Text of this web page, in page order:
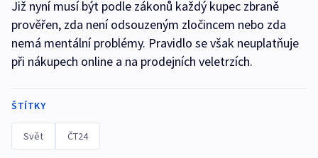
Již nyní musí být podle zákonů každý kupec zbraně
prověřen, zda není odsouzeným zločincem nebo zda
nemá mentální problémy. Pravidlo se však neuplatňuje
při nákupech online a na prodejních veletrzích.
ŠTÍTKY
Svět ČT24